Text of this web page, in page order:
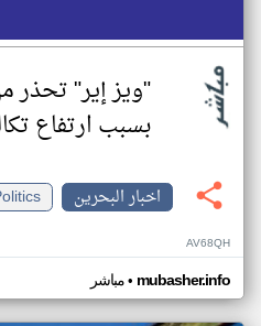
"ويز إير" تحذر
بسبب ارتفاع
اخبار البحرين
AV68QH
مباشر• mubasher.info